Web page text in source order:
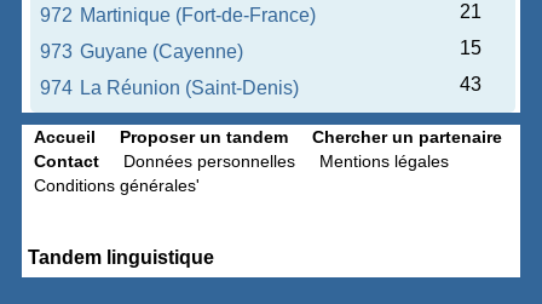
972 Martinique (Fort-de-France)
21
973 Guyane (Cayenne)
15
974 La Réunion (Saint-Denis) 43
Accueil Proposer un tandem
Chercher un partenaire
Contact
Données personnelles
Mentions légales
Conditions générales'
Tandem linguistique